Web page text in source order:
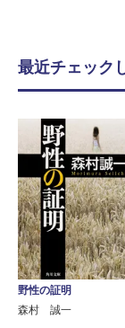
最近チェック
野性の証明
森村 誠一